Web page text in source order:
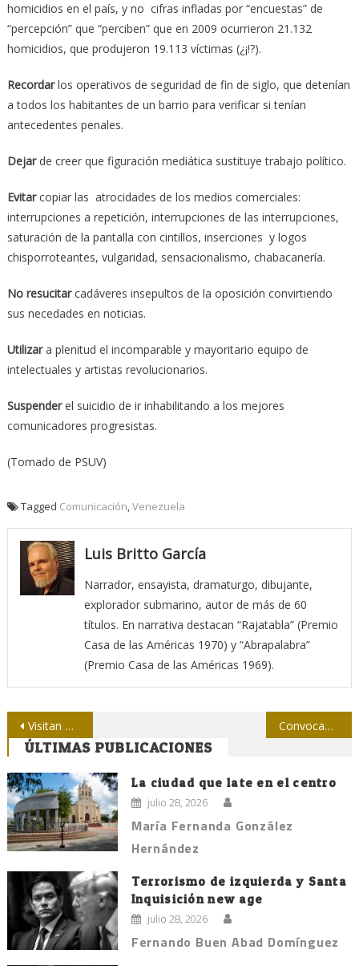
homicidios en el país, y no cifras infladas por “encuestas” de
“percepción” que “perciben” que en 2009 ocurrieron 21.132
homicidios, que produjeron 19.113 víctimas (¿¡!?).
Recordarlos operativos de seguridad de fin de siglo, que detenían
a todos los habitantes de un barrio para verificar si tenían
antecedentes penales.
Dejarde creer que figuración mediática sustituye trabajo político.
Evitarcopiar las atrocidades de los medios comerciales:
interrupciones a repetición, interrupciones de las interrupciones,
saturación de la pantalla con cintillos, inserciones y logos
chisporroteantes, vulgaridad, sensacionalismo, chabacanería.
No resucitarcadáveres insepultos de la oposición convirtiendo
sus necedades en noticias.
Utilizara plenitud el incomparable y mayoritario equipo de
intelectuales y artistas revolucionarios.
Suspenderel suicidio de ir inhabilitando a los mejores
comunicadores progresistas.
(Tomado de PSUV)
Tagged Comunicación,Venezuela
Luis Britto García
Narrador, ensayista, dramaturgo, dibujante,
explorador submarino, autor de más de 60
títulos. En narrativa destacan “Rajatabla” (Premio
Casa de las Américas 1970) y “Abrapalabra”
(Premio Casa de las Américas 1969).
Navegación
de
entradas
Visitan Cuba altos funcionarios norteamericanos Convocan al V Concurso Caridad Pineda in memoriam de promoción de la lectura
ÚLTIMAS PUBLICACIONES
La ciudad que late en el centro
julio 28, 2026
María Fernanda González
Hernández
Terrorismo de izquierda y Santa
Inquisición new age
julio 28, 2026
Fernando Buen Abad Domínguez